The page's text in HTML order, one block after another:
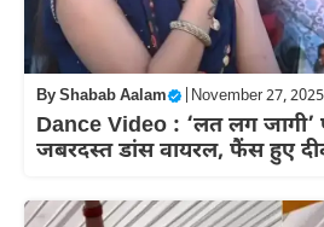
ByShabab Aalam November 27, 2025
Dance Video : ‘लत लग जागी’
जबरदस्त डांस वायरल, फैंस हुए